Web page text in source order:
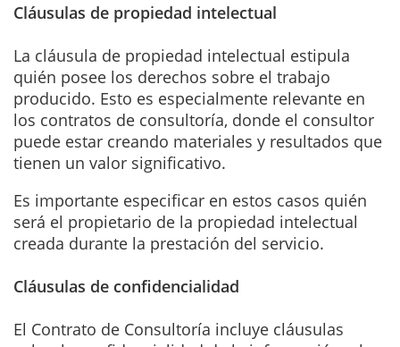
Cláusulas de propiedad intelectual
La cláusula de propiedad intelectual estipula
quién posee los derechos sobre el trabajo
producido. Esto es especialmente relevante en
los contratos de consultoría, donde el consultor
puede estar creando materiales y resultados que
tienen un valor significativo.
Es importante especificar en estos casos quién
será el propietario de la propiedad intelectual
creada durante la prestación del servicio.
Cláusulas de confidencialidad
El Contrato de Consultoría incluye cláusulas